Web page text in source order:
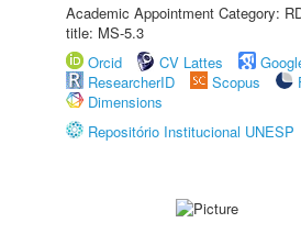
Academic Appointment Category:
title: MS-5.3
Orcid
CV Lattes
ResearcherID
Scopus
Dimensions
Repositório Institucional UNESP